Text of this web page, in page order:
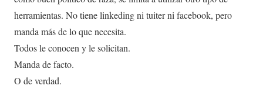
herramientas. No tiene linkeding ni tuiter ni facebook, pero
manda más de lo que necesita.
Todos le conocen y le solicitan.
Manda de facto.
O de verdad.